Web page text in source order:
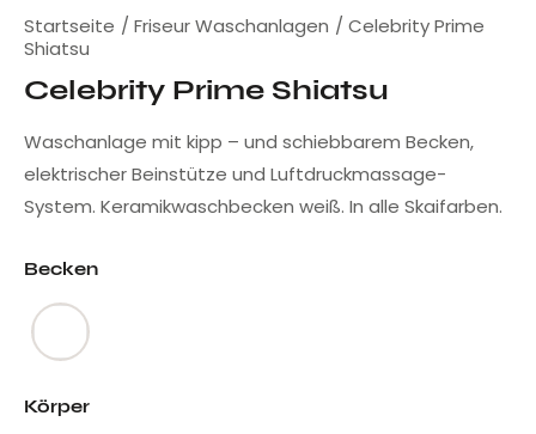
Startseite Friseur Waschanlagen
Celebrity Prime
Shiatsu
Celebrity Prime Shiatsu
Waschanlage mit kipp – und schiebbarem Becken,
elektrischer Beinstütze und Luftdruckmassage-
System. Keramikwaschbecken weiß. In alle Skaifarben.
Becken
Körper